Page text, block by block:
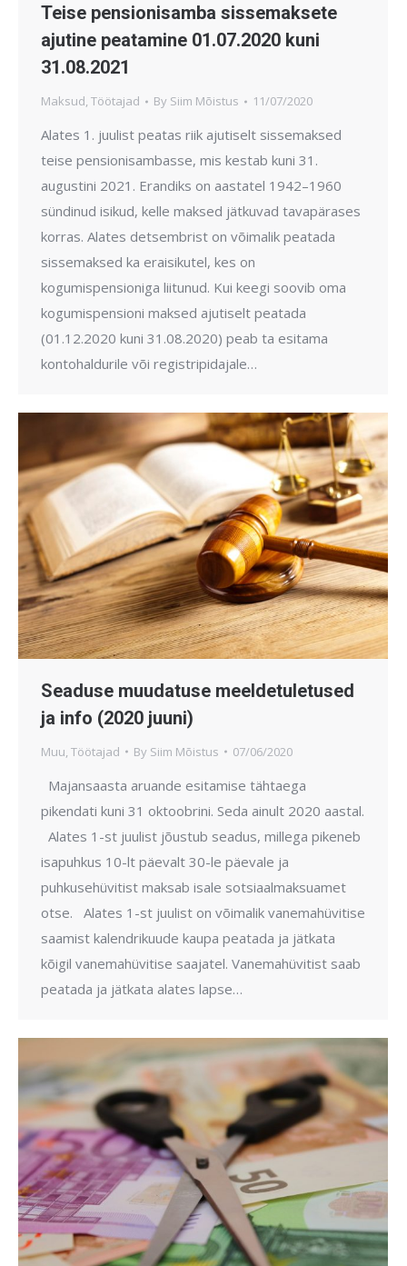
Teise pensionisamba sissemaksete
ajutine peatamine 01.07.2020 kuni
31.08.2021
Maksud, Töötajad By Siim Mõistus 11/07/2020
Alates 1. juulist peatas riik ajutiselt sissemaksed
teise pensionisambasse, mis kestab kuni 31.
augustini 2021. Erandiks on aastatel 1942–1960
sündinud isikud, kelle maksed jätkuvad tavapärases
korras. Alates detsembrist on võimalik peatada
sissemaksed ka eraisikutel, kes on
kogumispensioniga liitunud. Kui keegi soovib oma
kogumispensioni maksed ajutiselt peatada
(01.12.2020 kuni 31.08.2020) peab ta esitama
kontohaldurile või registripidajale…
Seaduse muudatuse meeldetuletused
ja info (2020 juuni)
Muu, Töötajad By Siim Mõistus 07/06/2020
Majansaasta aruande esitamise tähtaega
pikendati kuni 31 oktoobrini. Seda ainult 2020 aastal.
Alates 1-st juulist jõustub seadus, millega pikeneb
isapuhkus 10-lt päevalt 30-le päevale ja
puhkusehüvitist maksab isale sotsiaalmaksuamet
otse. Alates 1-st juulist on võimalik vanemahüvitise
saamist kalendrikuude kaupa peatada ja jätkata
kõigil vanemahüvitise saajatel. Vanemahüvitist saab
peatada ja jätkata alates lapse…